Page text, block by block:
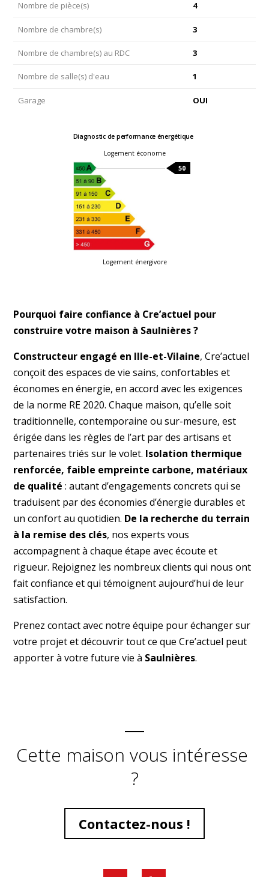
Nombre de pièce(s) 4
Nombre de chambre(s) 3
Nombre de chambre(s) au RDC 3
Nombre de salle(s) d'eau 1
Garage OUI
Diagnostic de performance énergétique
Logement économe
50
Logement énergivore
Pourquoi faire confiance à Cre’actuel pour
construire votre maison à Saulnières ?
Constructeur engagé en Ille-et-Vilaine, Cre’actuel
conçoit des espaces de vie sains, confortables et
économes en énergie, en accord avec les exigences
de la norme RE 2020. Chaque maison, qu’elle soit
traditionnelle, contemporaine ou sur-mesure, est
érigée dans les règles de l’art par des artisans et
partenaires triés sur le volet. Isolation thermique
renforcée, faible empreinte carbone, matériaux
de qualité : autant d’engagements concrets qui se
traduisent par des économies d’énergie durables et
un confort au quotidien. De la recherche du terrain
à la remise des clés, nos experts vous
accompagnent à chaque étape avec écoute et
rigueur. Rejoignez les nombreux clients qui nous ont
fait confiance et qui témoignent aujourd’hui de leur
satisfaction.
Prenezcontactavec notre équipe pour échanger sur
votre projet et découvrir tout ce que Cre’actuel peut
apporter à votre future vie à Saulnières.
Cette maison vous intéresse
?
Contactez-nous !